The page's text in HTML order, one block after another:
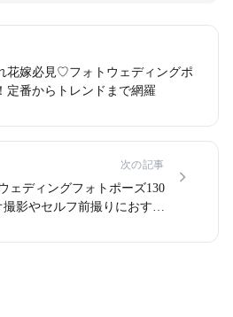
花嫁必見♡フォトウェディングポ
定番からトレンドまで網羅
次の記事
ェディングフォトポーズ130
影やセルフ前撮りにおすす